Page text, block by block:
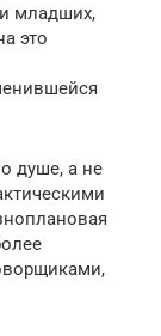
младших,
это
душе, а не